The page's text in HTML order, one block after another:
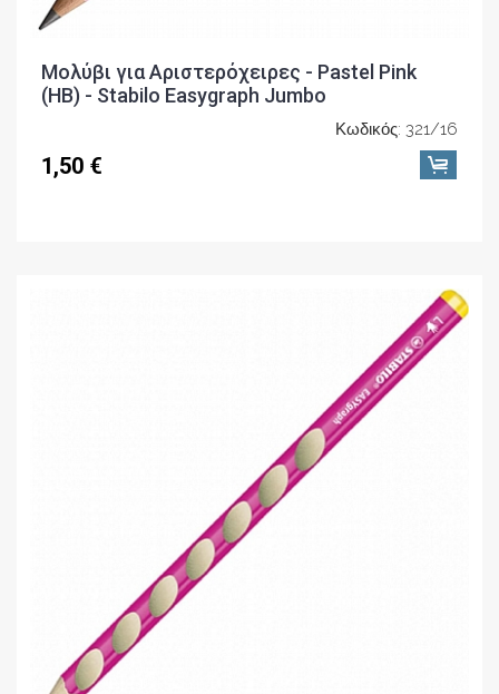
Μολύβι για Αριστερόχειρες - Pastel Pink
(ΗΒ) - Stabilo Easygraph Jumbo
Κωδικός: 321/16
1,50 €